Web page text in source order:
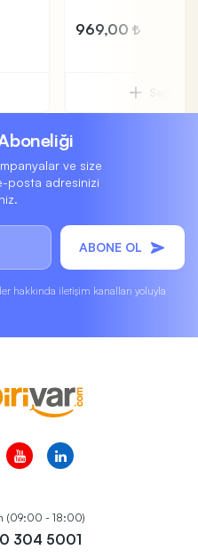
969,00
ve size
posta adresinizi
ABONE OL
hakkında iletişim kanalları yoluyla
(09:00 - 18:00)
304 5001